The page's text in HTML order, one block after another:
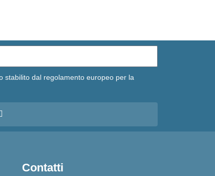
stabilito dal regolamento europeo per la
Contatti